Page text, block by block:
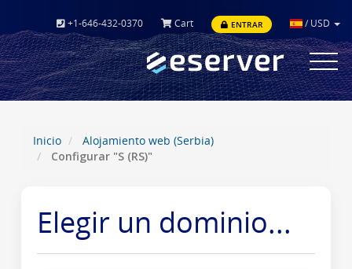
+1-646-432-0370 Cart ENTRAR / USD
Toggle
Inicio
Alojamiento web (Serbia)
Configurar "S (RS)"
Elegir un dominio...